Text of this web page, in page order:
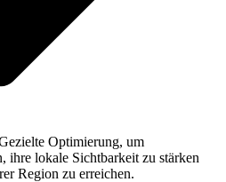
Optimierung, um
ihre lokale Sichtbarkeit zu stärken
Region zu erreichen.